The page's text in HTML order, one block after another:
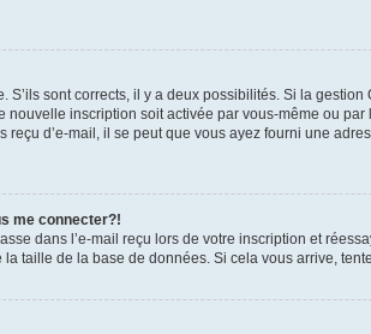
S’ils sont corrects, il y a deux possibilités. Si la
inscription soit activée par vous-même ou
d’e-mail, il se peut que vous ayez fourni une
me connecter?!
dans l’e-mail reçu lors de votre inscription et
taille de la base de données. Si cela vous arrive,